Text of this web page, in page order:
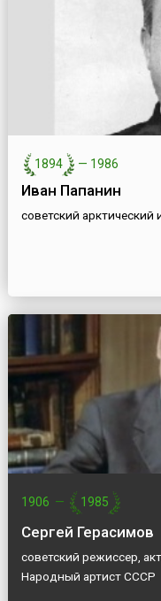
1894 — 1986
Иван Папанин
советский
1906 — 1985
Сергей Герасимов
советский режиссер,
Народный артист СССР